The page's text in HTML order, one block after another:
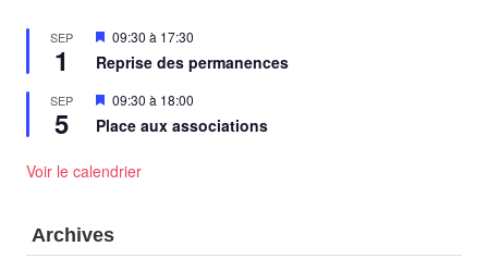
SEP
1
Mis
avant
09:30 à 17:30
Reprise des permanences
SEP
5
Mis
avant
09:30 à 18:00
Place aux associations
Voir le calendrier
Archives